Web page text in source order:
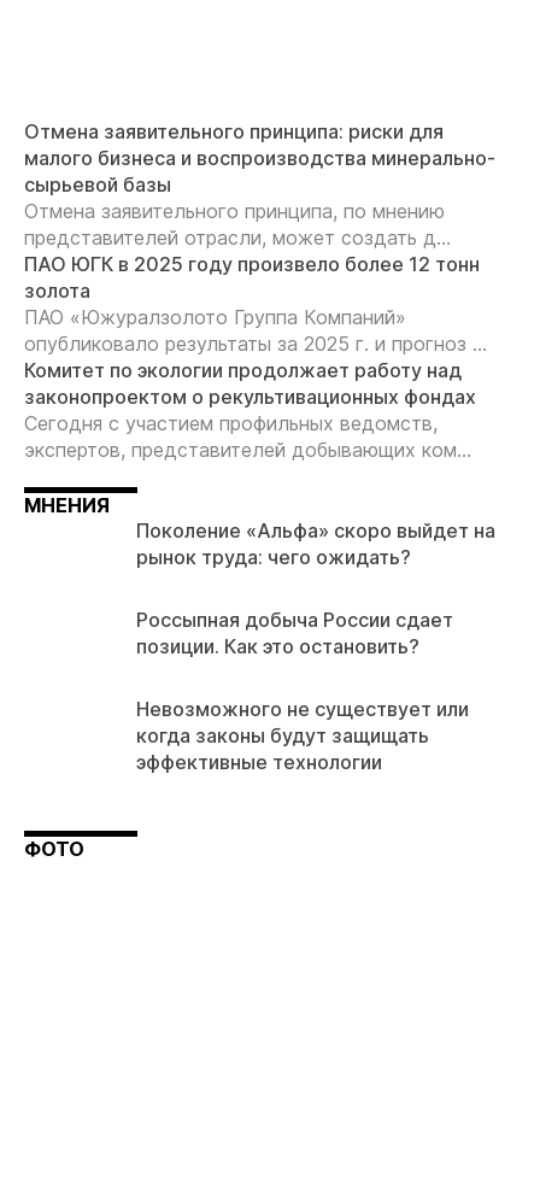
Отмена заявительного принципа: риски для
малого бизнеса и воспроизводства минерально-
сырьевой базы
Отмена заявительного принципа, по мнению
представителей отрасли, может создать д...
ПАО ЮГК в 2025 году произвело более 12 тонн
золота
ПАО «Южуралзолото Группа Компаний»
опубликовало результаты за 2025 г. и прогноз ...
Комитет по экологии продолжает работу над
законопроектом о рекультивационных фондах
Сегодня с участием профильных ведомств,
экспертов, представителей добывающих ком...
МНЕНИЯ
Поколение «Альфа» скоро выйдет на
рынок труда: чего ожидать?
Россыпная добыча России сдает
позиции. Как это остановить?
Невозможного не существует или
когда законы будут защищать
эффективные технологии
ФОТО